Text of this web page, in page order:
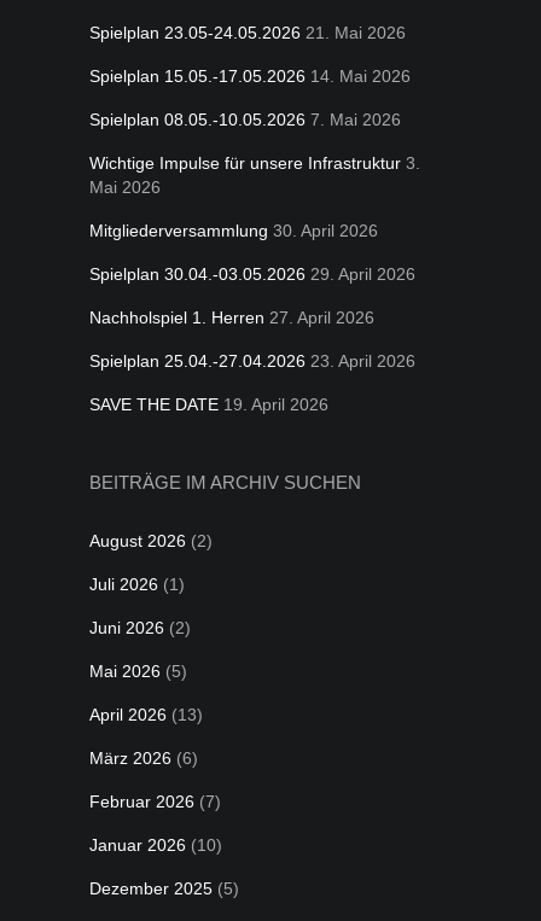
Spielplan 23.05-24.05.2026 21. Mai 2026
Spielplan 15.05.-17.05.2026 14. Mai 2026
Spielplan 08.05.-10.05.2026 7. Mai 2026
Wichtige Impulse für unsere Infrastruktur 3.
Mai 2026
Mitgliederversammlung 30. April 2026
Spielplan 30.04.-03.05.2026 29. April 2026
Nachholspiel 1. Herren 27. April 2026
Spielplan 25.04.-27.04.2026 23. April 2026
SAVE THE DATE 19. April 2026
BEITRÄGE IM ARCHIV SUCHEN
August 2026 (2)
Juli 2026 (1)
Juni 2026 (2)
Mai 2026 (5)
April 2026 (13)
März 2026 (6)
Februar 2026 (7)
Januar 2026 (10)
Dezember 2025 (5)